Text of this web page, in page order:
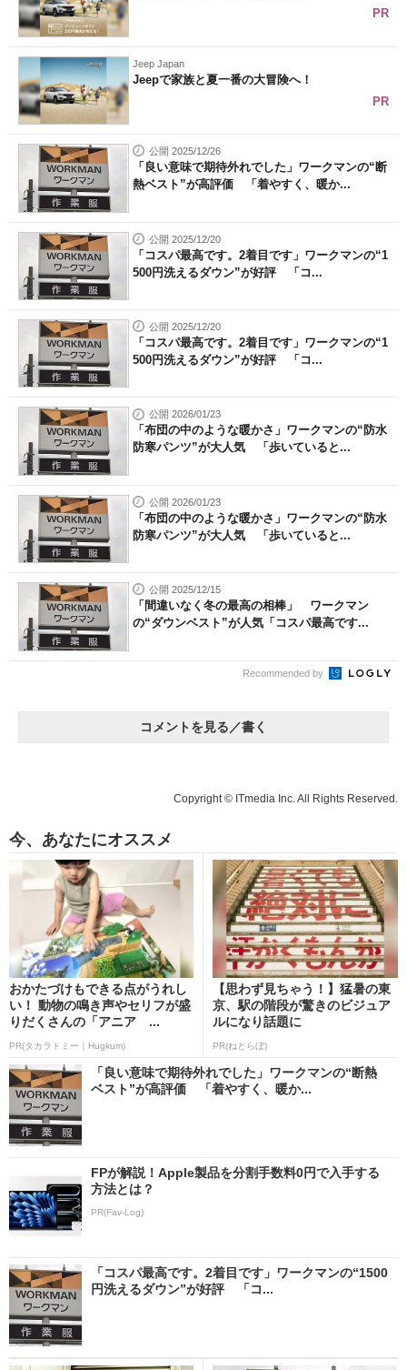
PR
Jeep Japan
Jeepで家族と夏一番の大冒険へ！
PR
公開 2025/12/26
「良い意味で期待外れでした」ワークマンの“断
熱ベスト”が高評価 「着やすく、暖か...
公開 2025/12/20
「コスパ最高です。2着目です」ワークマンの“1
500円洗えるダウン”が好評 「コ...
公開 2025/12/20
「コスパ最高です。2着目です」ワークマンの“1
500円洗えるダウン”が好評 「コ...
公開 2026/01/23
「布団の中のような暖かさ」ワークマンの“防水
防寒パンツ”が大人気 「歩いていると...
公開 2026/01/23
「布団の中のような暖かさ」ワークマンの“防水
防寒パンツ”が大人気 「歩いていると...
公開 2025/12/15
「間違いなく冬の最高の相棒」 ワークマン
の“ダウンベスト”が人気「コスパ最高です...
Recommended by
コメントを見る／書く
Copyright © ITmedia Inc. All Rights Reserved.
今、あなたにオススメ
おかたづけもできる点がうれし
い！ 動物の鳴き声やセリフが盛
りだくさんの「アニア ...
PR(タカラトミー｜Hugkum)
【思わず見ちゃう！】猛暑の東
京、駅の階段が驚きのビジュア
ルになり話題に
PR(ねとらぼ)
「良い意味で期待外れでした」ワークマンの“断熱
ベスト”が高評価 「着やすく、暖か...
FPが解説！Apple製品を分割手数料0円で入手する
方法とは？
PR(Fav-Log)
「コスパ最高です。2着目です」ワークマンの“1500
円洗えるダウン”が好評 「コ...